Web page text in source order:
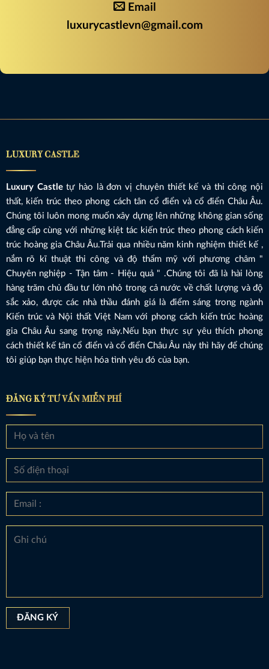
Email
luxurycastlevn@gmail.com
LUXURY CASTLE
Luxury Castletự hào là đơn vị chuyên thiết kế và thi công nội
thất, kiến trúc theo phong cách tân cổ điển và cổ điển Châu Âu.
Chúng tôi luôn mong muốn xây dựng lên những không gian sống
đẳng cấp cùng với những kiệt tác kiến trúc theo phong cách kiến
trúc hoàng gia Châu Âu.Trải qua nhiều năm kinh nghiệm thiết kế ,
nắm rõ kĩ thuật thi công và độ thẩm mỹ với phương châm "
Chuyên nghiệp - Tận tâm - Hiệu quả " .Chúng tôi đã là hài lòng
hàng trăm chủ đầu tư lớn nhỏ trong cả nước về chất lượng và độ
sắc xảo, được các nhà thầu đánh giá là điểm sáng trong ngành
Kiến trúc và Nội thất Việt Nam với phong cách kiến trúc hoàng
gia Châu Âu sang trọng này.Nếu bạn thực sự yêu thích phong
cách thiết kế tân cổ điển và cổ điển Châu Âu này thì hãy để chúng
tôi giúp bạn thực hiện hóa tình yêu đó của bạn.
ĐĂNG KÝ TƯ VẤN MIỄN PHÍ